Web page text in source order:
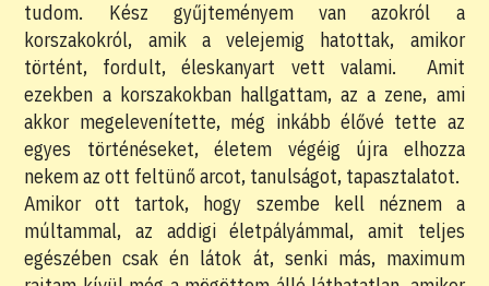
tudom. Kész gyűjteményem van azokról a
korszakokról, amik a velejemig hatottak, amikor
történt, fordult, éleskanyart vett valami. Amit
ezekben a korszakokban hallgattam, az a zene, ami
akkor megelevenítette, még inkább élővé tette az
egyes történéseket, életem végéig újra elhozza
nekem az ott feltünő arcot, tanulságot, tapasztalatot.
Amikor ott tartok, hogy szembe kell néznem a
múltammal, az addigi életpályámmal, amit teljes
egészében csak én látok át, senki más, maximum